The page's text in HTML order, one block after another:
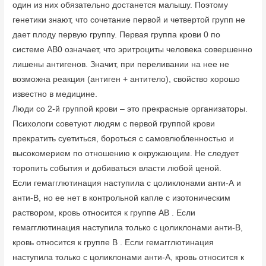
один из них обязательно достанется малышу. Поэтому
генетики знают, что сочетание первой и четвертой групп не
дает плоду первую группу. Первая группа крови 0 по
системе АВ0 означает, что эритроциты человека совершенно
лишены антигенов. Значит, при переливании на нее не
возможна реакция (антиген + антитело), свойство хорошо
известно в медицине.
Люди со 2-й группой крови – это прекрасные организаторы.
Психологи советуют людям с первой группой крови
прекратить суетиться, бороться с самовлюбленностью и
высокомерием по отношению к окружающим. Не следует
торопить события и добиваться власти любой ценой.
Если гемагглютинация наступила с цоликлонами анти-А и
анти-В, но ее нет в контрольной капле с изотоническим
раствором, кровь относится к группе AB . Если
гемагглютинация наступила только с цоликлонами анти-В,
кровь относится к группе В . Если гемагглютинация
наступила только с цоликлонами анти-А, кровь относится к